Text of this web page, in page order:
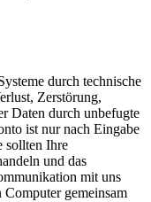
durch technische
Zerstörung,
Daten durch unbefugte
ist nur nach Eingabe
sollten Ihre
und das
mit uns
Computer gemeinsam